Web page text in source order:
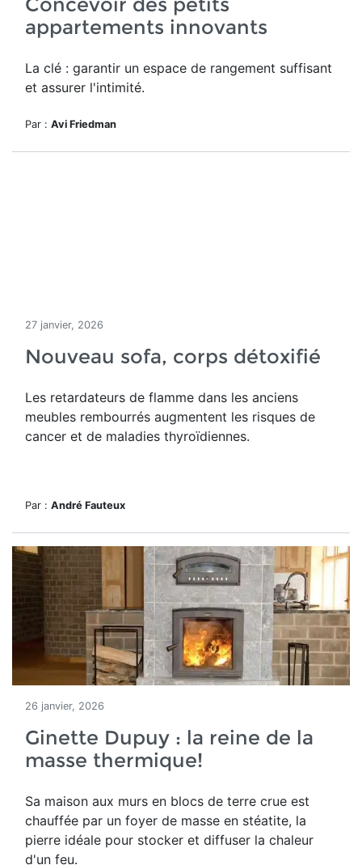
appartements innovants
La clé : garantir un espace de rangement suffisant
et assurer l'intimité.
Par : Avi Friedman
27 janvier, 2026
Nouveau sofa, corps détoxifié
Les retardateurs de flamme dans les anciens
meubles rembourrés augmentent les risques de
cancer et de maladies thyroïdiennes.
Par : André Fauteux
26 janvier, 2026
Ginette Dupuy : la reine de la
masse thermique!
Sa maison aux murs en blocs de terre crue est
chauffée par un foyer de masse en stéatite, la
pierre idéale pour stocker et diffuser la chaleur
d'un feu.